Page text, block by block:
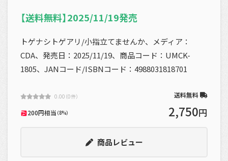
【送料無料】2025/11/19発売
トゲナシトゲアリ/小指立てませんか、メディア：
CDA、発売日：2025/11/19、商品コード：UMCK-
1805、JANコード/ISBNコード：4988031818701
0.00（0件） 送料無料
200円相当 （8%） 2,750円
商品レビュー